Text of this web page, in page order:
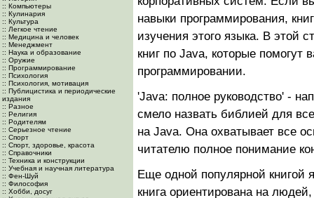
:: Компьютеры
:: Кулинария
:: Культура
:: Легкое чтение
:: Медицина и человек
:: Менеджмент
:: Наука и образование
:: Оружие
:: Программирование
:: Психология
:: Психология, мотивация
:: Публицистика и периодические
издания
:: Разное
:: Религия
:: Родителям
:: Серьезное чтение
:: Спорт
:: Спорт, здоровье, красота
:: Справочники
:: Техника и конструкции
:: Учебная и научная литература
:: Фен-Шуй
:: Философия
:: Хобби, досуг
навыки программирования,
изучения этого языка. В этой
книг по Java, которые
программировании.
'Java: полное руководство' -
смело назвать библией для
на Java. Она охватывает все
читателю полное понимание
Еще одной популярной книгой
книга ориентирована на